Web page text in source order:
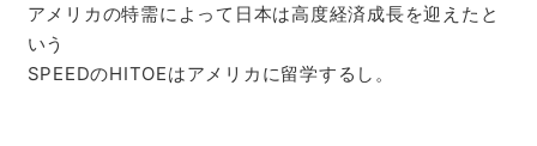
アメリカの特需によって日本は高度経済成長を迎えたと
いう
SPEEDのHITOEはアメリカに留学するし。